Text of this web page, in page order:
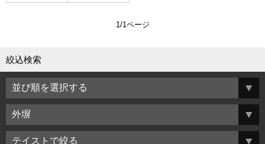
1/1ページ
絞込検索